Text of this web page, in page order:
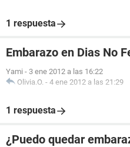
1 respuesta
Embarazo en Dias No
Yami - 3 ene 2012 a las 16:22
Olivia.O. - 4 ene 2012 a las 21:29
1 respuesta
¿Puedo quedar